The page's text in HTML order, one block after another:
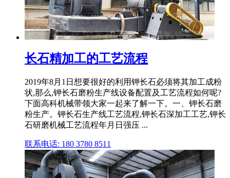
长石精加工的工艺流程
2019年8月1日想要很好的利用钾长石必须将其加工成粉
状,那么,钾长石磨粉生产线设备配置及工艺流程如何呢?
下面高科机械带领大家一起来了解一下。一、钾长石磨
粉生产。钾长石生产线工艺流程,钾长石深加工工艺,钾长
石研磨机械工艺流程年月日强压 ...
联系电话: 180 3780 8511